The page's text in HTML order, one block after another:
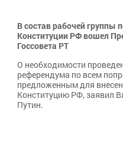
В состав рабочей группы
Конституции РФ вошел
Госсовета РТ
О необходимости
референдума по всем
предложенным для
Конституцию РФ, заявил
Путин.